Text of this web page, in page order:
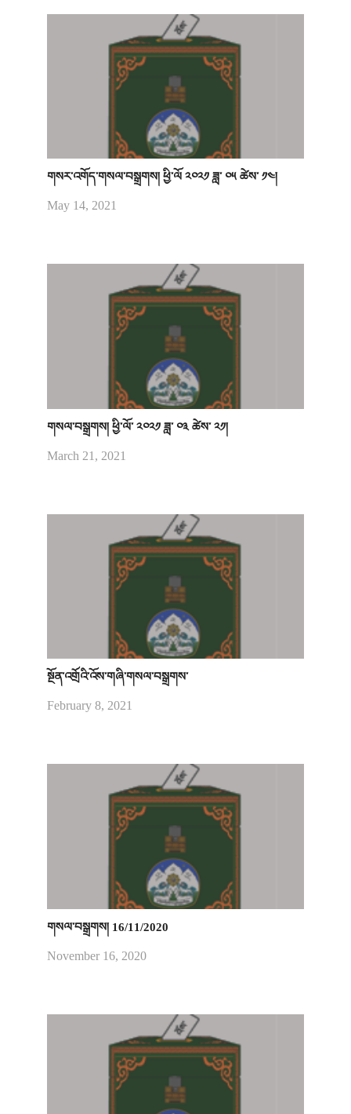
གསར་འགོད་གསལ་བསྒྲགས། ཕྱི་ལོ ༢༠༢༡ ཟླ་ ༠༥ ཚེས་ ༡༤།
May 14, 2021
གསལ་བསྒྲགས། ཕྱི་ལོ་ ༢༠༢༡ ཟླ་ ༠༣ ཚེས་ ༢༡།
March 21, 2021
སྔོན་འགྲོའི་འོས་གཞི་གསལ་བསྒྲགས་
February 8, 2021
གསལ་བསྒྲགས། 16/11/2020
November 16, 2020